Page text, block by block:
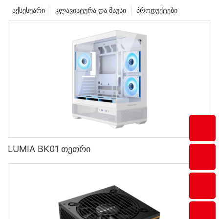
პროდუქტები
კლავიატურა და მაუსი
აქსესუარი
LUMIA BK01 თეთრი